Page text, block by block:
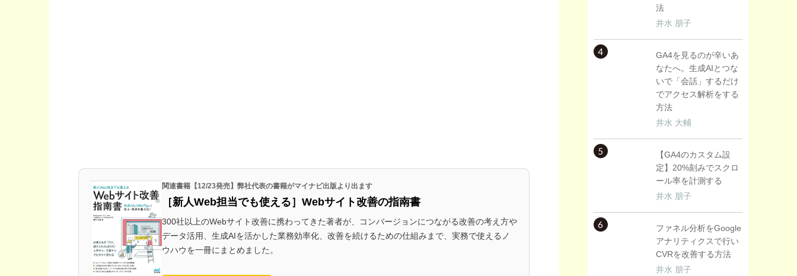
関連書籍【12/23発売】弊社代表の書籍がマイナビ出版より出ます
［新人Web担当でも使える］Webサイト改善の指南書
300社以上のWebサイト改善に携わってきた著者が、コンバージョンにつながる改善の考え方や
データ活用、生成AIを活かした業務効率化、改善を続けるための仕組みまで、実務で使えるノ
ウハウを一冊にまとめました。
法
井水 朋子
4
GA4を見るのが辛いあ
なたへ。生成AIとつな
いで「会話」するだけ
でアクセス解析をする
方法
井水 大輔
5
【GA4のカスタム設
定】20%刻みでスクロ
ール率を計測する
井水 朋子
6
ファネル分析をGoogle
アナリティクスで行い
CVRを改善する方法
井水 朋子